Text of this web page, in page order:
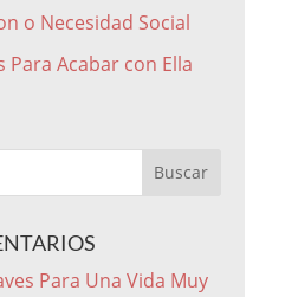
o Necesidad Social
Para Acabar con Ella
Para Una Vida Muy